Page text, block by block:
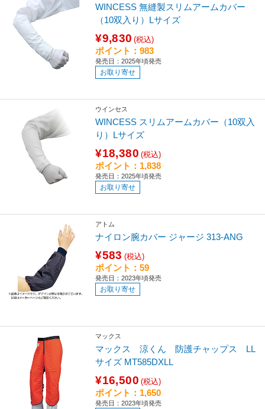
WINCESS 無縫製スリムアームカバー
（10双入り）Lサイズ
¥9,830 (税込)
ポイント：983
発売日：2025年頃発売
お取り寄せ
ウインセス
WINCESS スリムアームカバー（10双入
り）Lサイズ
¥18,380 (税込)
ポイント：1,838
発売日：2025年頃発売
お取り寄せ
アトム
ナイロン腕カバー ジャージ 313-ANG
¥583 (税込)
ポイント：59
発売日：2023年頃発売
お取り寄せ
マックス
マックス 涼くん 防護チャップス LL
サイズ MT585DXLL
¥16,500 (税込)
ポイント：1,650
発売日：2023年頃発売